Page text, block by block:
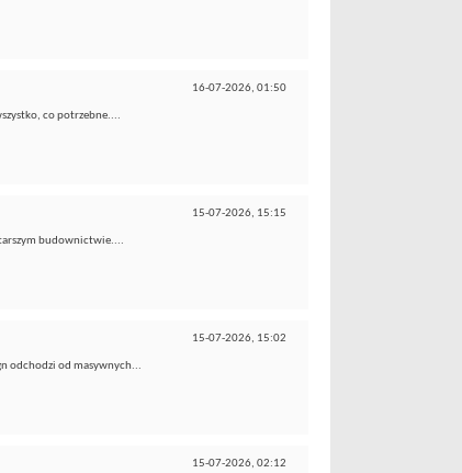
16-07-2026, 01:50
co potrzebne....
15-07-2026, 15:15
budownictwie....
15-07-2026, 15:02
odchodzi od masywnych...
15-07-2026, 02:12